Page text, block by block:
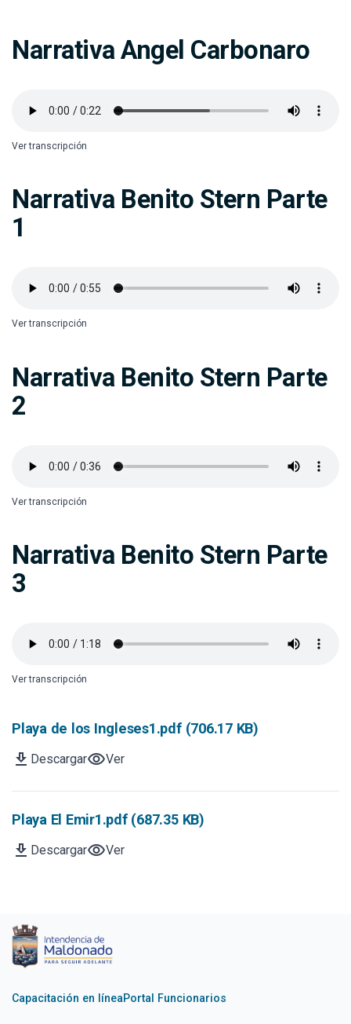
Narrativa Angel Carbonaro
Ver transcripción
Narrativa Benito Stern Parte
1
Ver transcripción
Narrativa Benito Stern Parte
2
Ver transcripción
Narrativa Benito Stern Parte
3
Ver transcripción
Playa de los Ingleses1.pdf (706.17 KB)
download DescargarvisibilityVer
Playa El Emir1.pdf (687.35 KB)
download DescargarvisibilityVer
Capacitación en líneaPortal Funcionarios